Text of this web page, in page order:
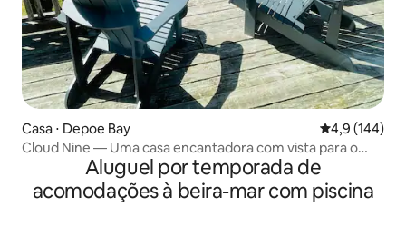
Casa ⋅ Depoe Bay 4,9 de uma
4,9 (144)
Cloud Nine — Uma casa encantadora com vista para o
mar e banheira de hidromassagem
Aluguel por temporada de
acomodações à beira-mar com piscina